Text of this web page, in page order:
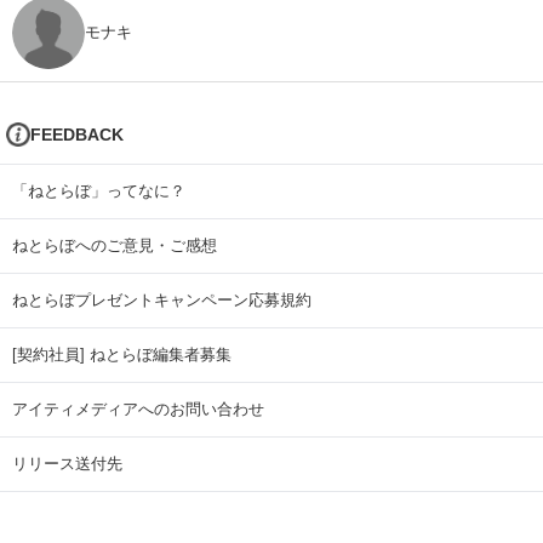
モナキ
FEEDBACK
「ねとらぼ」ってなに？
ねとらぼへのご意見・ご感想
ねとらぼプレゼントキャンペーン応募規約
[契約社員] ねとらぼ編集者募集
アイティメディアへのお問い合わせ
リリース送付先